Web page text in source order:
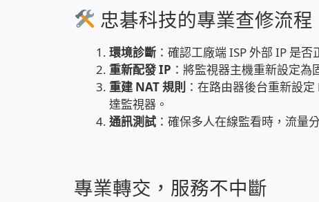
忠碁科技的專業查修流程
環境診斷：確認工廠端 ISP 外部 IP 是否
重新配發 IP ：將監視器主機重新設定
重建 NAT 規則 ：在路由器後台重新設
達監視器。
通訊測試：確保多人在線監看時，流量
專業轉交，服務不中斷